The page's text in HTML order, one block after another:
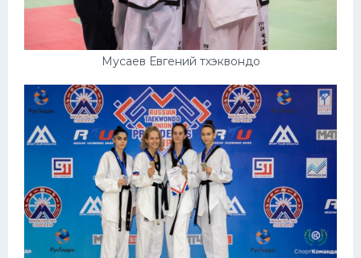
Мусаев Евгений тхэквондо